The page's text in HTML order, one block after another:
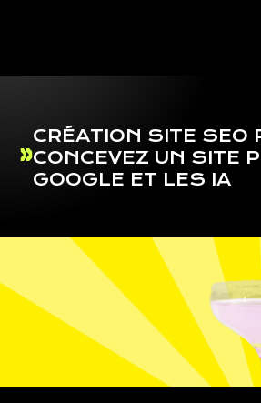
CRÉATION SITE SEO
CONCEVEZ UN SITE
GOOGLE ET LES IA